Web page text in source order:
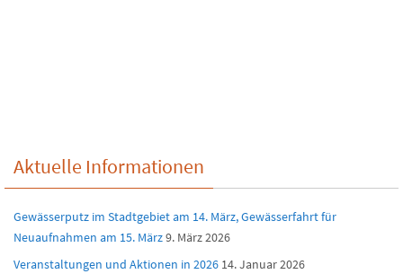
Aktuelle Informationen
Gewässerputz im Stadtgebiet am 14. März, Gewässerfahrt für
Neuaufnahmen am 15. März9. März 2026
Veranstaltungen und Aktionen in 2026 14. Januar 2026